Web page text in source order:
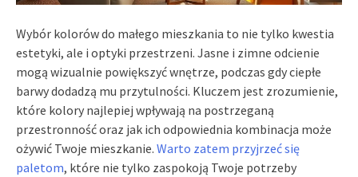
Wybór kolorów do małego mieszkania to nie tylko kwestia
estetyki, ale i optyki przestrzeni. Jasne i zimne odcienie
mogą wizualnie powiększyć wnętrze, podczas gdy ciepłe
barwy dodadzą mu przytulności. Kluczem jest zrozumienie,
które kolory najlepiej wpływają na postrzeganą
przestronność oraz jak ich odpowiednia kombinacja może
ożywić Twoje mieszkanie. Warto zatem przyjrzeć się
paletom, które nie tylko zaspokoją Twoje potrzeby